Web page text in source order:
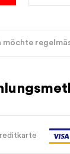
möchte